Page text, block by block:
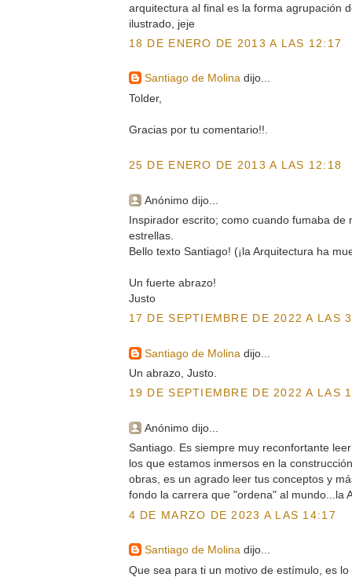
arquitectura al final es la forma agrupación
ilustrado, jeje
18 DE ENERO DE 2013 A LAS 12:17
Santiago de Molinadijo...
Tolder,
Gracias por tu comentario!!.
25 DE ENERO DE 2013 A LAS 12:18
Anónimo dijo...
Inspirador escrito; como cuando fumaba de
estrellas.
Bello texto Santiago! (¡la Arquitectura ha
Un fuerte abrazo!
Justo
17 DE SEPTIEMBRE DE 2022 A LAS
Santiago de Molina dijo...
Un abrazo, Justo.
19 DE SEPTIEMBRE DE 2022 A LAS
Anónimo dijo...
Santiago. Es siempre muy reconfortante
los que estamos inmersos en la
obras, es un agrado leer tus conceptos y
fondo la carrera que "ordena" al mundo...la
4 DE MARZO DE 2023 A LAS 14:17
Santiago de Molina dijo...
Que sea para ti un motivo de estímulo, es